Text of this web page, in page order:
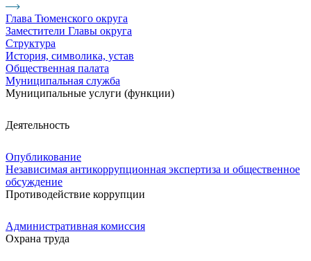
Глава Тюменского округа
Заместители Главы округа
Структура
История, символика, устав
Общественная палата
Муниципальная служба
Муниципальные услуги (функции)
Деятельность
Опубликование
Независимая антикоррупционная экспертиза и общественное
обсуждение
Противодействие коррупции
Административная комиссия
Охрана труда